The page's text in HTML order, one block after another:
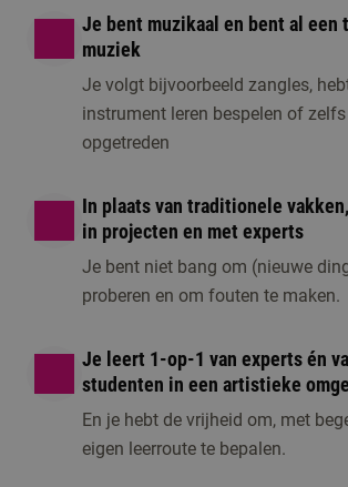
opleiding.
Je bent muzikaal en bent al een
muziek
Je volgt bijvoorbeeld zangles,
instrument leren bespelen of
opgetreden
In plaats van traditionele
in projecten en met experts
Je bent niet bang om (nieuwe
proberen en om fouten te maken.
Je leert 1-op-1 van experts én
studenten in een artistieke
En je hebt de vrijheid om, met
eigen leerroute te bepalen.